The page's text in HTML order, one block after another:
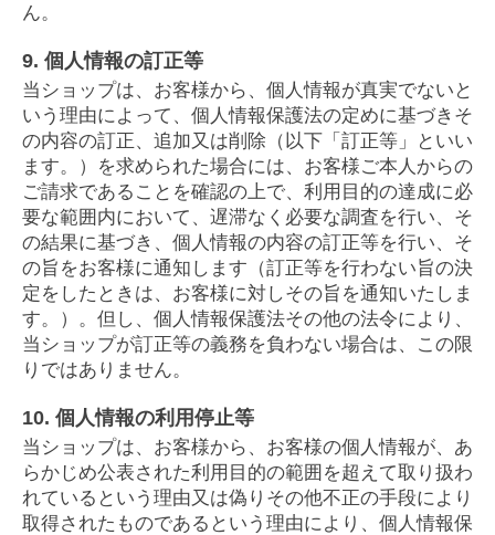
ん。
9. 個人情報の訂正等
当ショップは、お客様から、個人情報が真実でないと
いう理由によって、個人情報保護法の定めに基づきそ
の内容の訂正、追加又は削除（以下「訂正等」といい
ます。）を求められた場合には、お客様ご本人からの
ご請求であることを確認の上で、利用目的の達成に必
要な範囲内において、遅滞なく必要な調査を行い、そ
の結果に基づき、個人情報の内容の訂正等を行い、そ
の旨をお客様に通知します（訂正等を行わない旨の決
定をしたときは、お客様に対しその旨を通知いたしま
す。）。但し、個人情報保護法その他の法令により、
当ショップが訂正等の義務を負わない場合は、この限
りではありません。
10. 個人情報の利用停止等
当ショップは、お客様から、お客様の個人情報が、あ
らかじめ公表された利用目的の範囲を超えて取り扱わ
れているという理由又は偽りその他不正の手段により
取得されたものであるという理由により、個人情報保